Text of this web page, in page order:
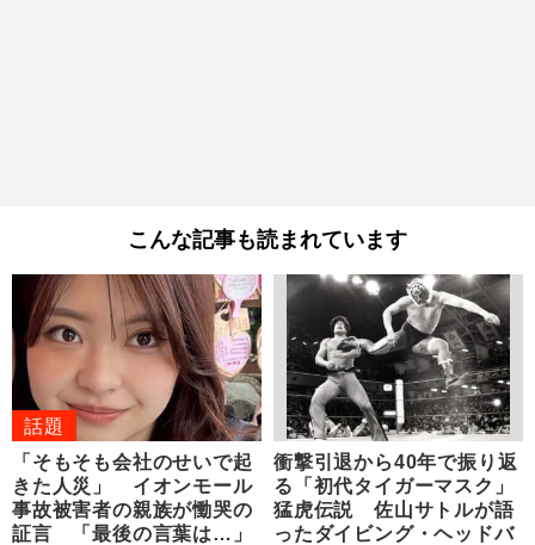
こんな記事も読まれています
話題
「そもそも会社のせいで起
きた人災」 イオンモール
事故被害者の親族が慟哭の
証言 「最後の言葉は…」
衝撃引退から40年で振り返
る「初代タイガーマスク」
猛虎伝説 佐山サトルが語
ったダイビング・ヘッドバ